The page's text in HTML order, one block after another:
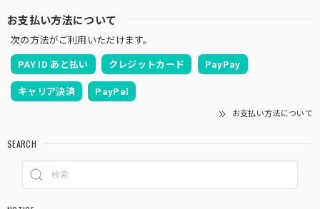
お支払い方法について
次の方法がご利用いただけます。
PAY ID あと払い クレジットカード PayPay
キャリア決済 PayPal
お支払い方法について
SEARCH